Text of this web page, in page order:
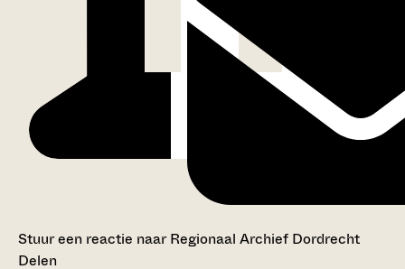
Stuur een reactie naar Regionaal Archief Dordrecht
Delen